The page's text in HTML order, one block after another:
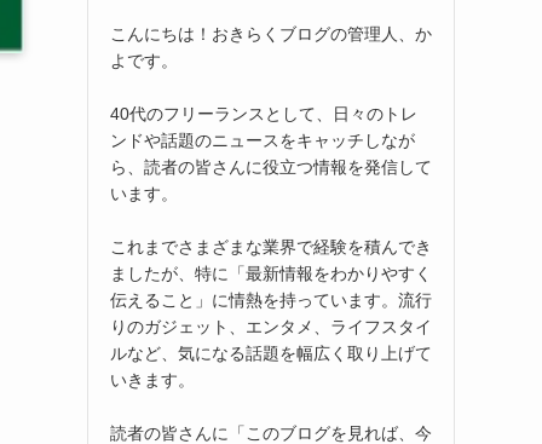
こんにちは！おきらくブログの管理人、か
よです。
40代のフリーランスとして、日々のトレ
ンドや話題のニュースをキャッチしなが
ら、読者の皆さんに役立つ情報を発信して
います。
これまでさまざまな業界で経験を積んでき
ましたが、特に「最新情報をわかりやすく
伝えること」に情熱を持っています。流行
りのガジェット、エンタメ、ライフスタイ
ルなど、気になる話題を幅広く取り上げて
いきます。
読者の皆さんに「このブログを見れば、今